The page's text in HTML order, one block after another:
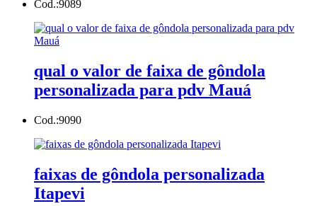
Cod.:9089
qual o valor de faixa de gôndola
personalizada para pdv Mauá
Cod.:9090
faixas de gôndola personalizada
Itapevi